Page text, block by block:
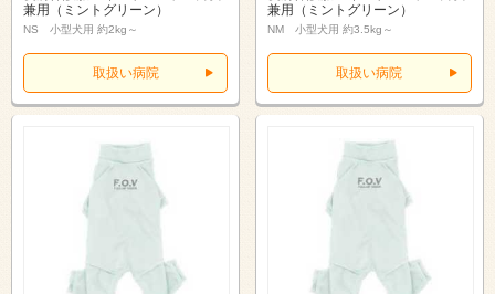
兼用（ミントグリーン）
NS 小型犬用 約2kg～
取扱い病院
兼用（ミントグリーン）
NM 小型犬用 約3.5kg～
取扱い病院